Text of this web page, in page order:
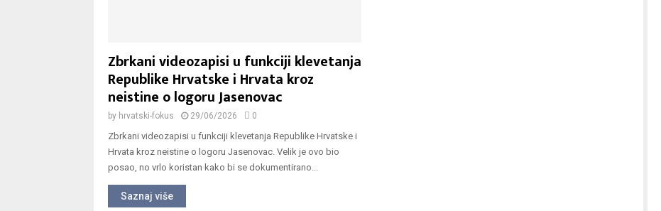
Zbrkani videozapisi u funkciji klevetanja
Republike Hrvatske i Hrvata kroz
neistine o logoru Jasenovac
by hrvatski-fokus 29/06/2026 0
Zbrkani videozapisi u funkciji klevetanja Republike Hrvatske i
Hrvata kroz neistine o logoru Jasenovac. Velik je ovo bio
posao, no vrlo koristan kako bi se dokumentirano...
Saznaj više